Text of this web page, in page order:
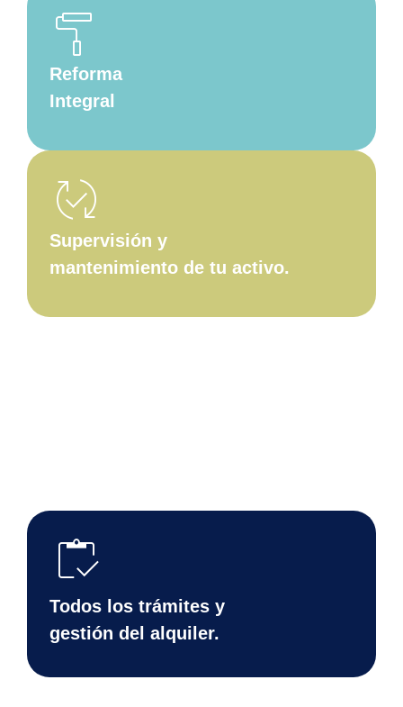
imagesearch_roller
Reforma
Integral
published_with_changes
Supervisión y
mantenimiento de tu activo.
inventory
Todos los trámites y
gestión del alquiler.